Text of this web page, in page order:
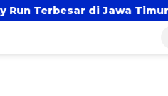
Hadir Kembali,